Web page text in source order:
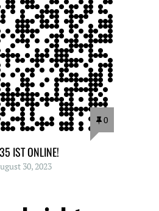
0
IST ONLINE!
30, 2023